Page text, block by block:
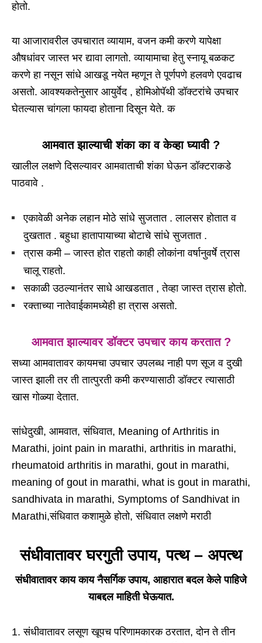
होतो.
या आजारावरील उपचारात व्यायाम, वजन कमी करणे यापेक्षा
औषधांवर जास्त भर द्यावा लागतो. व्यायामाचा हेतु स्नायू बळकट
करणे हा नसून सांधे आखडू नयेत म्हणून ते पूर्णपणे हलवणे एवढाच
असतो. आवश्यकतेनुसार आयुर्वेद , होमिओपॅथी डॉक्टरांचे उपचार
घेतल्यास चांगला फायदा होताना दिसून येते. क
आमवात झाल्याची शंका का व केव्हा घ्यावी ?
खालील लक्षणे दिसल्यावर आमवाताची शंका घेऊन डॉक्टराकडे
पाठवावे .
एकावेळी अनेक लहान मोठे सांधे सुजतात . लालसर होतात व
दुखतात . बहुधा हातापायाच्या बोटाचे सांधे सुजतात .
त्रास कमी – जास्त होत राहतो काही लोकांना वर्षानुवर्षे त्रास
चालू राहतो.
सकाळी उठल्यानंतर साधे आखडतात , तेव्हा जास्त त्रास होतो.
रक्ताच्या नातेवाईकामध्येही हा त्रास असतो.
आमवात झाल्यावर डॉक्टर उपचार काय करतात ?
सध्या आमवातावर कायमचा उपचार उपलब्ध नाही पण सूज व दुखी
जास्त झाली तर ती तात्पुरती कमी करण्यासाठी डॉक्टर त्यासाठी
खास गोळ्या देतात.
सांधेदुखी, आमवात, संधिवात, Meaning of Arthritis in
Marathi, joint pain in marathi, arthritis in marathi,
rheumatoid arthritis in marathi, gout in marathi,
meaning of gout in marathi, what is gout in marathi,
sandhivata in marathi, Symptoms of Sandhivat in
Marathi,संधिवात कशामुळे होतो, संधिवात लक्षणे मराठी
संधीवातावर घरगुती उपाय, पत्थ – अपत्थ
संधीवातावर काय काय नैसर्गिक उपाय, आहारात बदल केले पाहिजे
याबद्दल माहिती घेऊयात.
संधीवातावर लसूण खूपच परिणामकारक ठरतात, दोन ते तीन